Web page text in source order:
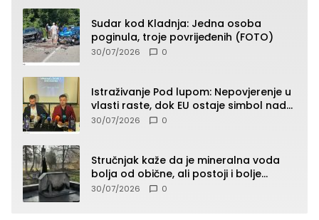
Sudar kod Kladnja: Jedna osoba
poginula, troje povrijeđenih (FOTO)
30/07/2026 0
Istraživanje Pod lupom: Nepovjerenje u
vlasti raste, dok EU ostaje simbol nade
građana
30/07/2026 0
Stručnjak kaže da je mineralna voda
bolja od obične, ali postoji i bolje
rješenje
30/07/2026 0